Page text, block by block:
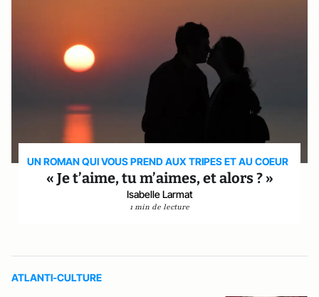
UN ROMAN QUI VOUS PREND AUX TRIPES ET AU COEUR
« Je t’aime, tu m’aimes, et alors ? »
Isabelle Larmat
1 min de lecture
ATLANTI-CULTURE